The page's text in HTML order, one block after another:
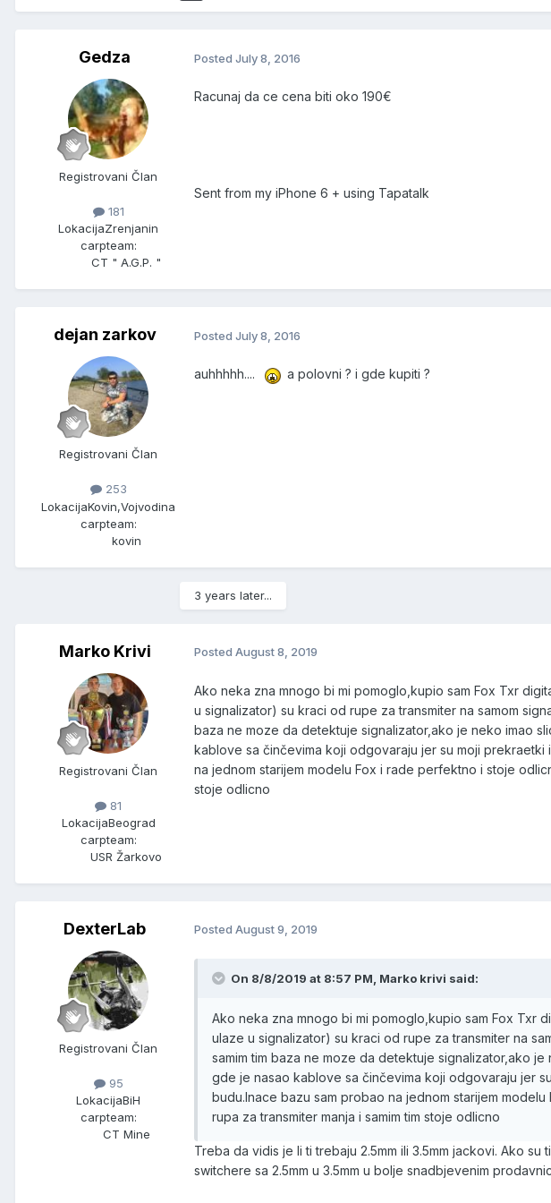
Gedza
Registrovani Član
181
LokacijaZrenjanin
carpteam:
CT " A.G.P. "
Posted July 8, 2016
Racunaj da ce cena biti oko 190€
Sent from my iPhone 6 + using Tapatalk
dejan zarkov
Registrovani Član
253
LokacijaKovin,Vojvodina
carpteam:
kovin
Posted July 8, 2016
auhhhhh.... a polovni ? i gde kupiti ?
3 years later...
Marko Krivi
Registrovani Član
81
LokacijaBeograd
carpteam:
USR Žarkovo
Posted August 8, 2019
Ako neka zna mnogo bi mi pomoglo,kupio sam Fox Txr
u signalizator) su kraci od rupe za transmiter na samom
baza ne moze da detektuje signalizator,ako je neko imao
kablove sa činčevima koji odgovaraju jer su moji
na jednom starijem modelu Fox i rade perfektno i stoje
stoje odlicno
DexterLab
Registrovani Član
95
LokacijaBiH
carpteam:
CT Mine
Posted August 9, 2019
On 8/8/2019 at 8:57 PM, Marko krivi said:
Ako neka zna mnogo bi mi pomoglo,kupio sam Fox Txr
ulaze u signalizator) su kraci od rupe za transmiter na
samim tim baza ne moze da detektuje signalizator,ako
gde je nasao kablove sa činčevima koji odgovaraju jer
budu.Inace bazu sam probao na jednom starijem
rupa za transmiter manja i samim tim stoje odlicno
Treba da vidis je li ti trebaju 2.5mm ili 3.5mm jackovi. Ako su
switchere sa 2.5mm u 3.5mm u bolje snadbjevenim